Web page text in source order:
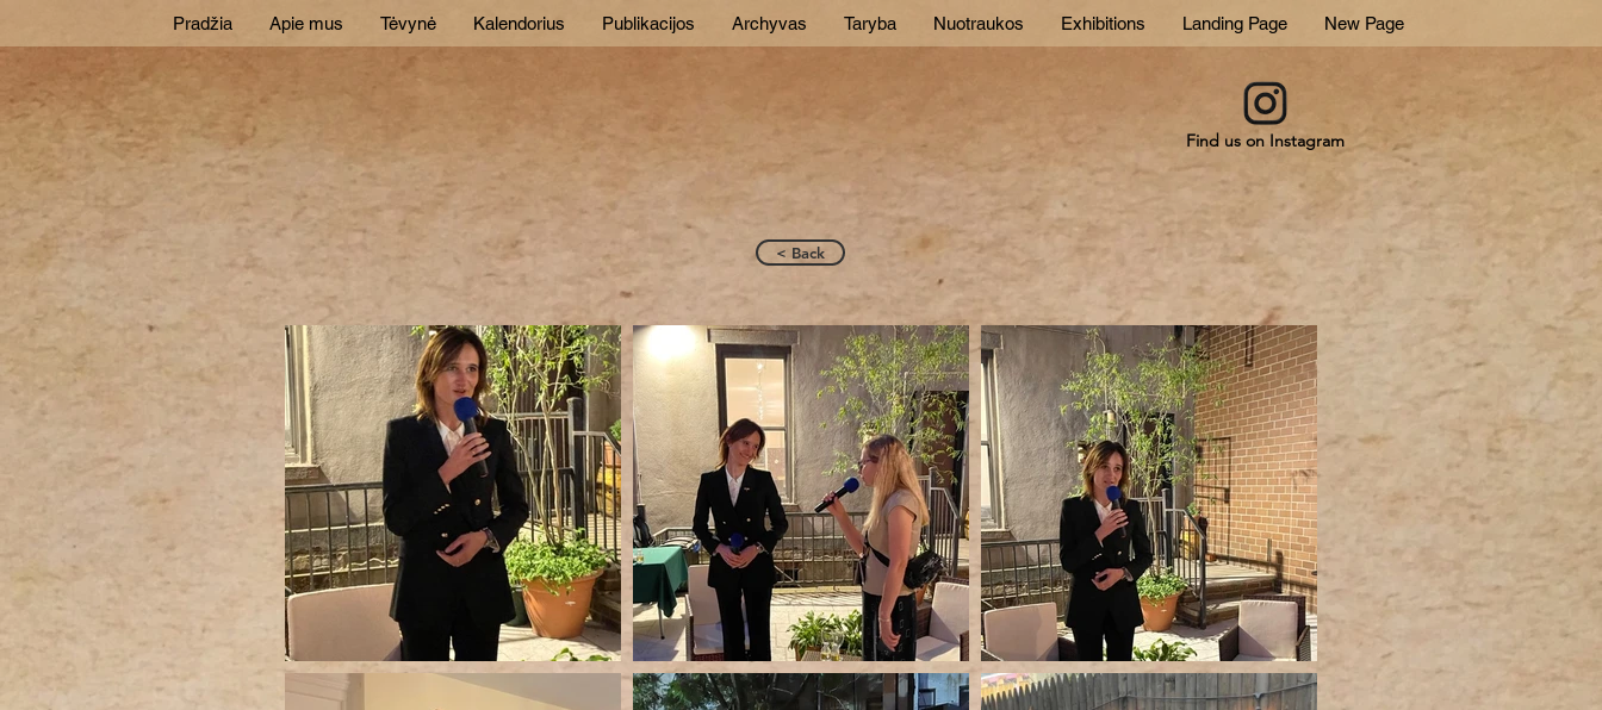
Pradžia Apie mus Tėvynė Kalendorius Publikacijos Archyvas Taryba Nuotraukos Exhibitions Landing Page New Page
Find us on Instagram
< Back